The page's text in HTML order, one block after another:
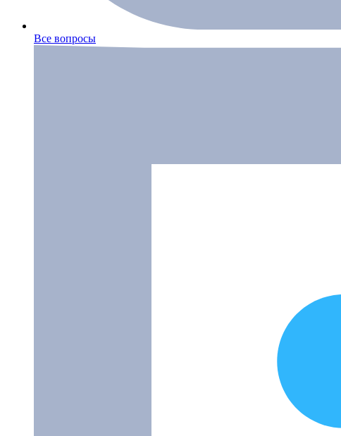
Все вопросы